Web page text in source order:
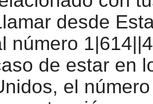
desde
número
de estar en
el